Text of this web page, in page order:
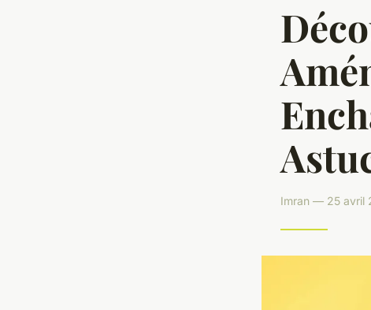
Imran — 25 avril